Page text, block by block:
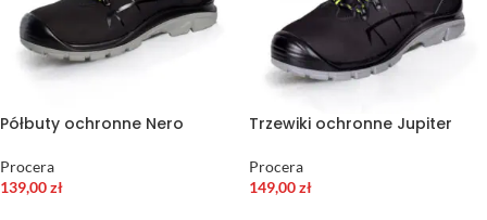
Półbuty ochronne Nero
Procera
139,00zł
Trzewiki ochronne Jupiter
Procera
149,00zł